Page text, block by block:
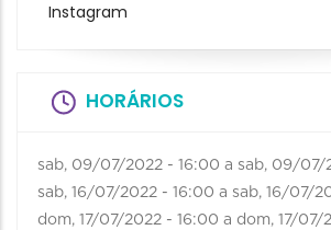
Instagram
HORÁRIOS
sab, 09/07/2022 - 16:00 a sab, 09/07/
sab, 16/07/2022 - 16:00 a sab, 16/07/
dom, 17/07/2022 - 16:00 a dom, 17/07/